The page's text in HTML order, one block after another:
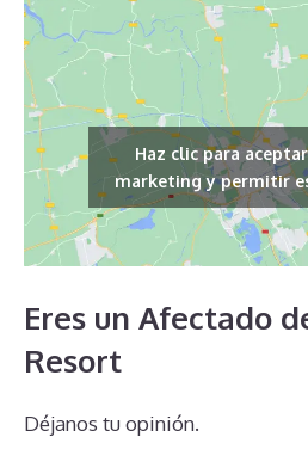
Haz clic para
marketing y permitir
Eres un Afectado
Resort
Déjanos tu opinión.